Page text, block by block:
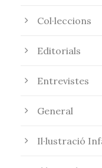
Col·leccions
Editorials
Entrevistes
General
Il·lustració